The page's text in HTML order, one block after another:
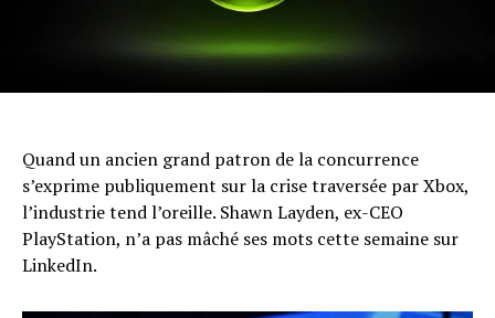
Quand un ancien grand patron de la concurrence
s’exprime publiquement sur la crise traversée par Xbox,
l’industrie tend l’oreille. Shawn Layden, ex-CEO
PlayStation, n’a pas mâché ses mots cette semaine sur
LinkedIn.